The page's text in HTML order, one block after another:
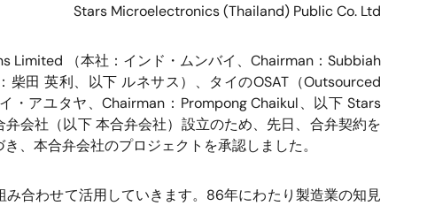
Stars Microelectronics (Thailand) Public Co. Ltd
Limited （本社：インド・ムンバイ、 Chairman ：Subbiah
柴田 英利、以下 ルネサス）、タイのOSAT（Outsourced
・アユタヤ、Chairman ： Prompong Chaikul、以下Stars
会社（以下 本合弁会社）設立のため、先日、合弁契約を
、本合弁会社のプロジェクトを承認しました。
合わせて活用していきます。 86年にわたり製造業の知見